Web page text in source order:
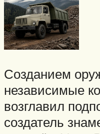
Созданием
независимые
возглавил
создатель